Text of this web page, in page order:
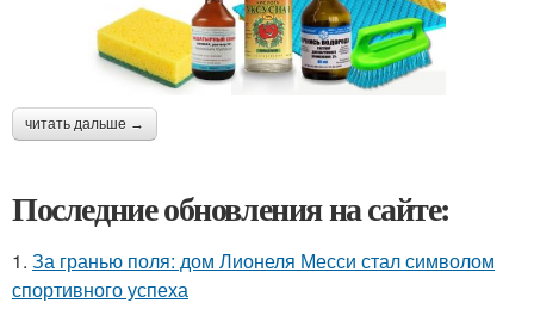
читать дальше →
Последние обновления на сайте:
1. За гранью поля: дом Лионеля Месси стал символом
спортивного успеха